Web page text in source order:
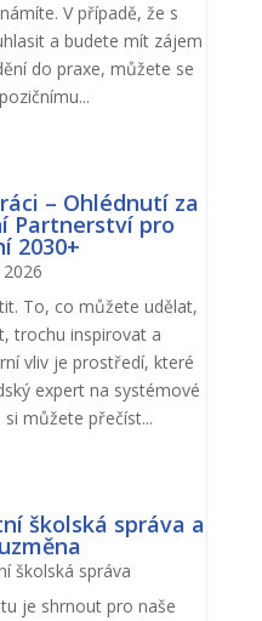
V případě, že s
a budete mít zájem
do praxe, můžete se
– Ohlédnutí za
Partnerství pro
2030+
To, co můžete udělat,
trochu inspirovat a
vliv je prostředí, které
expert na systémové
si můžete přečíst...
školská správa a
školská správa
je shrnout pro naše